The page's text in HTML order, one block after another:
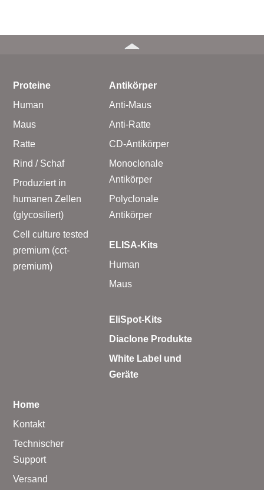
Proteine
Human
Maus
Ratte
Rind / Schaf
Produziert in
humanen Zellen
(glycosiliert)
Cell culture tested
premium (cct-
premium)
Antikörper
Anti-Maus
Anti-Ratte
CD-Antikörper
Monoclonale
Antikörper
Polyclonale
Antikörper
ELISA-Kits
Human
Maus
EliSpot-Kits
Diaclone Produkte
White Label und
Geräte
Home
Kontakt
Technischer
Support
Versand